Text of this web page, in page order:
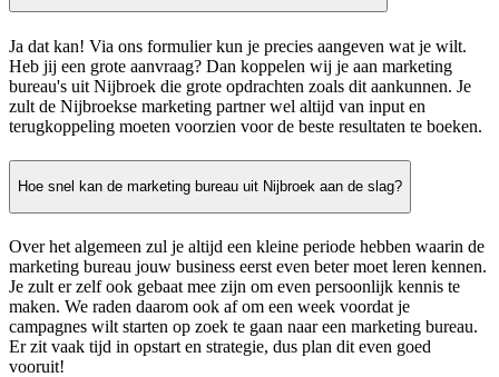
Ja dat kan! Via ons formulier kun je precies aangeven wat je wilt.
Heb jij een grote aanvraag? Dan koppelen wij je aan marketing
bureau's uit Nijbroek die grote opdrachten zoals dit aankunnen. Je
zult de Nijbroekse marketing partner wel altijd van input en
terugkoppeling moeten voorzien voor de beste resultaten te boeken.
Hoe snel kan de marketing bureau uit Nijbroek aan de slag?
Over het algemeen zul je altijd een kleine periode hebben waarin de
marketing bureau jouw business eerst even beter moet leren kennen.
Je zult er zelf ook gebaat mee zijn om even persoonlijk kennis te
maken. We raden daarom ook af om een week voordat je
campagnes wilt starten op zoek te gaan naar een marketing bureau.
Er zit vaak tijd in opstart en strategie, dus plan dit even goed
vooruit!